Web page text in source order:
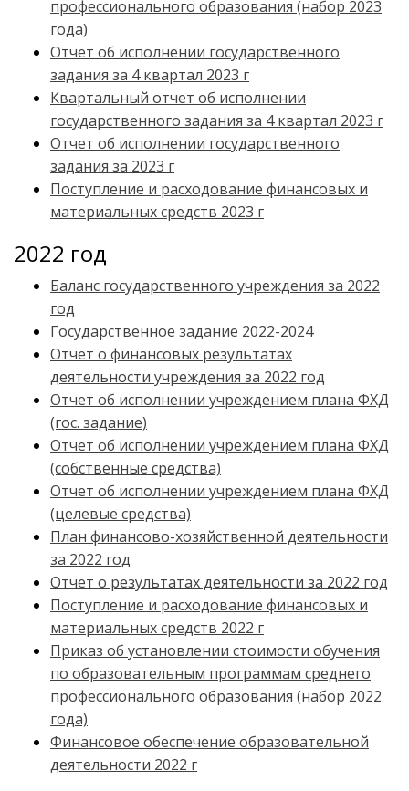
профессионального образования (набор 2023
года)
Отчет об исполнении государственного
задания за 4 квартал 2023 г
Квартальный отчет об исполнении
государственного задания за 4 квартал 2023 г
Отчет об исполнении государственного
задания за 2023 г
Поступление и расходование финансовых и
материальных средств 2023 г
2022 год
Баланс государственного учреждения за 2022
год
Государственное задание 2022-2024
Отчет о финансовых результатах
деятельности учреждения за 2022 год
Отчет об исполнении учреждением плана ФХД
(гос. задание)
Отчет об исполнении учреждением плана ФХД
(собственные средства)
Отчет об исполнении учреждением плана ФХД
(целевые средства)
План финансово-хозяйственной деятельности
за 2022 год
Отчет о результатах деятельности за 2022 год
Поступление и расходование финансовых и
материальных средств 2022 г
Приказ об установлении стоимости обучения
по образовательным программам среднего
профессионального образования (набор 2022
года)
Финансовое обеспечение образовательной
деятельности 2022 г